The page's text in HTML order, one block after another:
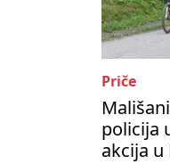
Priče
policija
akcija u